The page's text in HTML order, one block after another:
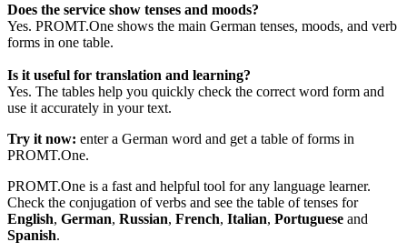
Does the service show tenses and moods?
Yes. PROMT.One shows the main German tenses, moods, and verb
forms in one table.
Is it useful for translation and learning?
Yes. The tables help you quickly check the correct word form and
use it accurately in your text.
Try it now: enter a German word and get a table of forms in
PROMT.One.
PROMT.One is a fast and helpful tool for any language learner.
Check the conjugation of verbs and see the table of tenses for
English, German, Russian, French, Italian, Portuguese and
Spanish.